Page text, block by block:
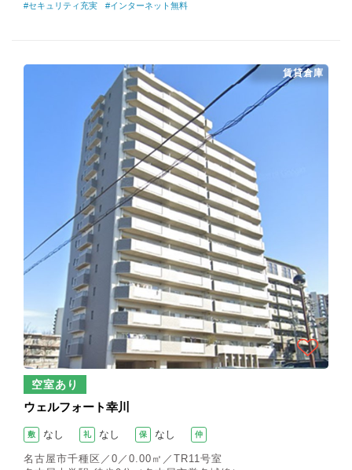
#セキュリティ充実 #インターネット無料
空室あり
ウェルフォート幸川
敷 なし 礼 なし 保 なし 仲
名古屋市千種区／0／0.00㎡／TR11号室
賃貸倉庫